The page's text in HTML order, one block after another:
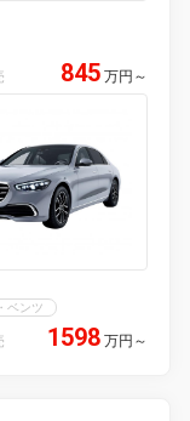
845 万円 ～
ベンツ
1598 万円 ～